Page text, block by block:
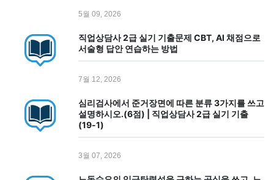
5월 09, 2026
직업상담사 2급 실기 기출문제 CBT, AI 채점으로
서술형 답안 연습하는 방법
7월 12, 2026
심리검사에서 준거장면에 따른 분류 3가지를 쓰고
설명하시오.(6점) | 직업상담사 2급 실기 기출
(19-1)
3월 07, 2026